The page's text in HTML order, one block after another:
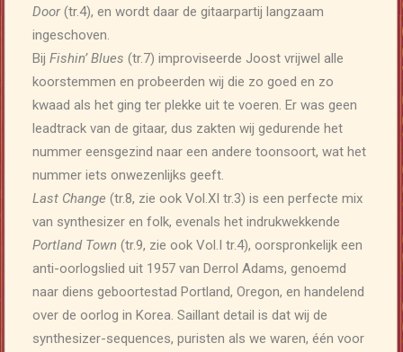
Door(tr.4), en wordt daar de gitaarpartij langzaam
ingeschoven.
Bij Fishin’ Blues (tr.7) improviseerde Joost vrijwel alle
koorstemmen en probeerden wij die zo goed en zo
kwaad als het ging ter plekke uit te voeren. Er was geen
leadtrack van de gitaar, dus zakten wij gedurende het
nummer eensgezind naar een andere toonsoort, wat het
nummer iets onwezenlijks geeft.
Last Change (tr.8, zie ook Vol.XI tr.3) is een perfecte mix
van synthesizer en folk, evenals het indrukwekkende
Portland Town (tr.9, zie ook Vol.I tr.4), oorspronkelijk een
anti-oorlogslied uit 1957 van Derrol Adams, genoemd
naar diens geboortestad Portland, Oregon, en handelend
over de oorlog in Korea. Saillant detail is dat wij de
synthesizer-sequences, puristen als we waren, één voor